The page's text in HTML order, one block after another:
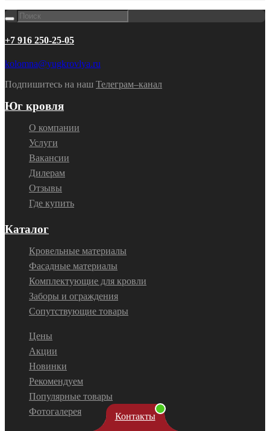
Контакты
+7 916 250-25-05
kolomna@yugkrovlya.ru
Подпишитесь на наш Телеграм–канал
Юг кровля
О компании
Услуги
Вакансии
Дилерам
Отзывы
Где купить
Каталог
Кровельные материалы
Фасадные материалы
Комплектующие для кровли
Заборы и ограждения
Сопутствующие товары
Цены
Акции
Новинки
Рекомендуем
Популярные товары
Фотогалерея